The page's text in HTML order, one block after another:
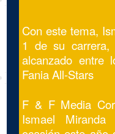
Con este tema,
1 de su
alcanzado entre
Fania All-Stars
F & F Media
Ismael